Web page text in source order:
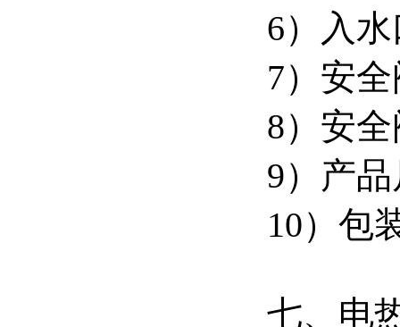
6）入
7）安
8）安
9）产品
10）包
七、电